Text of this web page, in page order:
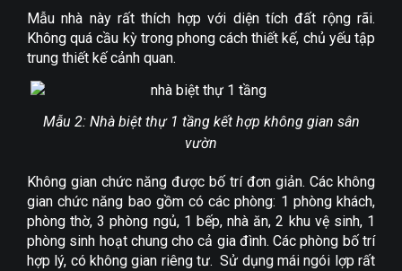
Mẫu nhà này rất thích hợp với diện tích đất rộng rãi.
Không quá cầu kỳ trong phong cách thiết kế, chủ yếu tập
trung thiết kế cảnh quan.
Mẫu 2: Nhà biệt thự 1 tầng kết hợp không gian sân
vườn
Không gian chức năng được bố trí đơn giản. Các không
gian chức năng bao gồm có các phòng: 1 phòng khách,
phòng thờ, 3 phòng ngủ, 1 bếp, nhà ăn, 2 khu vệ sinh, 1
phòng sinh hoạt chung cho cả gia đình. Các phòng bố trí
hợp lý, có không gian riêng tư. Sử dụng mái ngói lợp rất